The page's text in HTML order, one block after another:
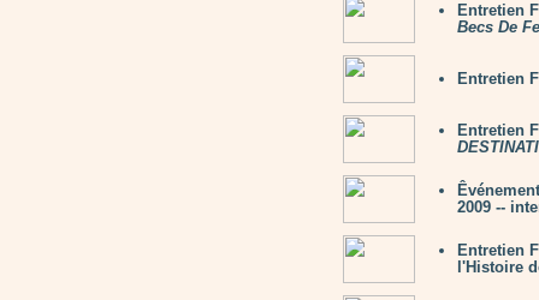
Entretien
Becs De
Entretien
Entretien
2009 --
Entretien
l'Histoire